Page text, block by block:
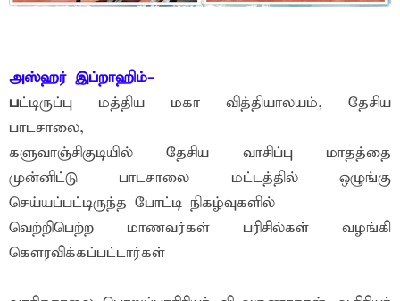
அஸ்ஹர் இப்றாஹிம்-
பட்டிருப்பு மத்திய மகா வித்தியாலயம், தேசிய
பாடசாலை,
களுவாஞ்சிகுடியில் தேசிய வாசிப்பு மாதத்தை
முன்னிட்டு பாடசாலை மட்டத்தில் ஒழுங்கு
செய்யப்பட்டிருந்த போட்டி நிகழ்வுகளில்
வெற்றிபெற்ற மாணவர்கள் பரிசில்கள் வழங்கி
கௌரவிக்கப்பட்டார்கள்